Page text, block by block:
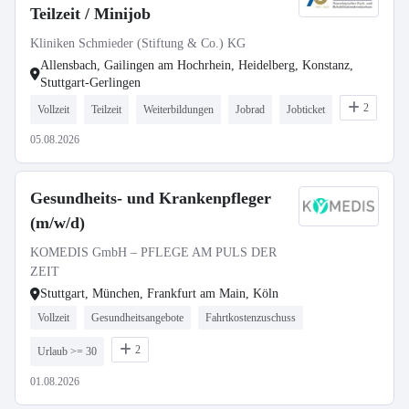
Teilzeit / Minijob
Kliniken Schmieder (Stiftung & Co.) KG
Allensbach, Gailingen am Hochrhein, Heidelberg, Konstanz,
Stuttgart-Gerlingen
Vollzeit Teilzeit Weiterbildungen Jobrad Jobticket 2
05.08.2026
Gesundheits- und Krankenpfleger
(m/w/d)
KOMEDIS GmbH – PFLEGE AM PULS DER
ZEIT
Stuttgart, München, Frankfurt am Main, Köln
Vollzeit Gesundheitsangebote Fahrtkostenzuschuss
Urlaub >= 30 2
01.08.2026